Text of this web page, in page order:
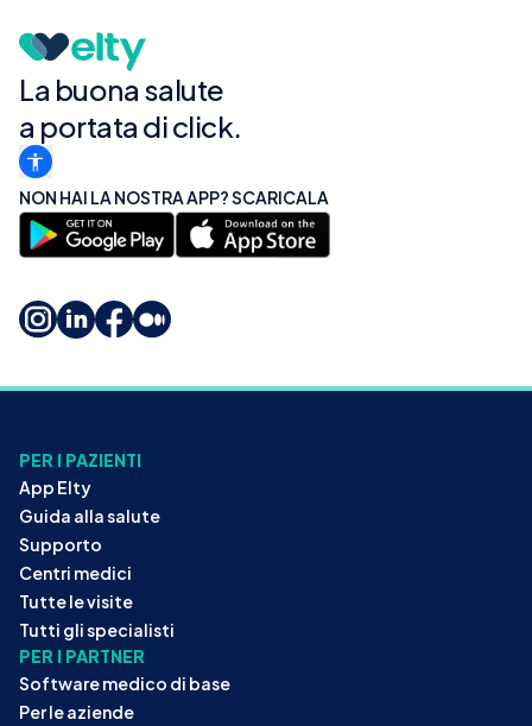
La buona salute
a portata di click.
NON HAI LA NOSTRA APP? SCARICALA
PER I PAZIENTI
App Elty
Guida alla salute
Supporto
Centri medici
Tutte le visite
Tutti gli specialisti
PER I PARTNER
Software medico di base
Per le aziende